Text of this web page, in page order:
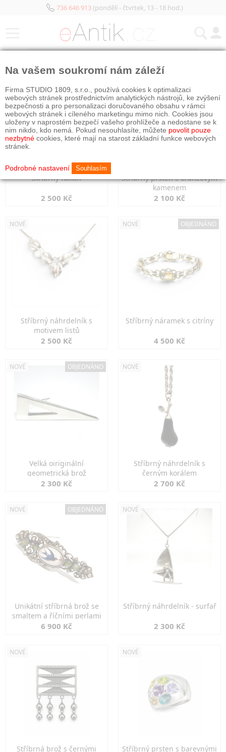
736 646 913(pondělí - čtvrtek, 13 - 18 hod.)
Stříbrný flakon
2 500 Kč
Stříbrný prsten s oranžovým
kamenem
2 100 Kč
NOVÉ
Stříbrný náhrdelník s
motivem listů
2 500 Kč
NOVÉ OBJEDNÁNO
Stříbrný náramek s citríny
4 500 Kč
NOVÉ OBJEDNÁNO
Velká oiriginální
geometrická brož
2 300 Kč
NOVÉ
Stříbrný náhrdelník s
černým korálem
2 700 Kč
NOVÉ OBJEDNÁNO
Unikátní stříbrná brož se
smaltem a říčními perlami
6 900 Kč
NOVÉ
Stříbrný náhrdelník - surfař
2 300 Kč
NOVÉ
Stříbrná brož s černými
NOVÉ
Stříbrný prsten s barevnými
Na vašem soukromí nám záleží
Firma STUDIO 1809, s.r.o., používá cookies k optimalizaci
webových stránek prostřednictvím analytických nástrojů, ke zvýšení
bezpečnosti a pro personalizaci doručovaného obsahu v rámci
webových stránek i cíleného marketingu mimo nich. Cookies jsou
uloženy v naprostém bezpečí vašeho prohlížeče a nedostane se k
nim nikdo, kdo nemá. Pokud nesouhlasíte, můžete povolit pouze
nezbytné cookies, které mají na starost základní funkce webových
stránek.
Podrobné nastavení Souhlasím